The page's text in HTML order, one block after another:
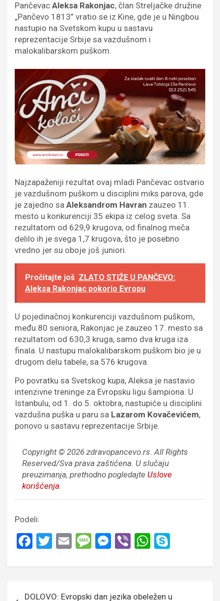
Pančevac Aleksa Rakonjac, član Streljačke družine
„Pančevo 1813” vratio se iz Kine, gde je u Ningbou
nastupio na Svetskom kupu u sastavu
reprezentacije Srbije sa vazdušnom i
malokalibarskom puškom.
Najzapaženiji rezultat ovaj mladi Pančevac ostvario
je vazdušnom puškom u disciplini miks parova, gde
je zajedno sa Aleksandrom Havran zauzeo 11.
mesto u konkurenciji 35 ekipa iz celog sveta. Sa
rezultatom od 629,9 krugova, od finalnog meča
delilo ih je svega 1,7 krugova, što je posebno
vredno jer su oboje još juniori.
Pročitajte još ZLATO STIŽE U PANČEVO:
Aleksa Rakonjac pokorio Evropu
U pojedinačnoj konkurenciji vazdušnom puškom,
među 80 seniora, Rakonjac je zauzeo 17. mesto sa
rezultatom od 630,3 kruga, samo dva kruga iza
finala. U nastupu malokalibarskom puškom bio je u
drugom delu tabele, sa 576 krugova.
Po povratku sa Svetskog kupa, Aleksa je nastavio
intenzivne treninge za Evropsku ligu šampiona. U
Istanbulu, od 1. do 5. oktobra, nastupiće u disciplini
vazdušna puška u paru sa Lazarom Kovačevićem,
ponovo u sastavu reprezentacije Srbije.
Copyright © 2026 zdravopancevo.rs. All Rights
Reserved/Sva prava zaštićena. U slučaju
preuzimanja, prethodno pogledajte Uslove
korišćenja.
Podeli:
F
ce
T
tt
E
ail
M
s
M
se
Vi
er
W
at
s
p
DOLOVO: Evropski dan jezika obeležen u